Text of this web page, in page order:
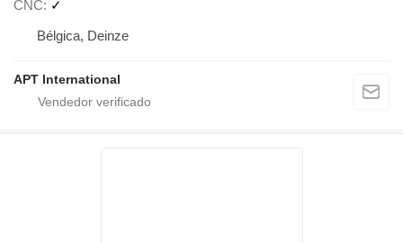
CNC
✓
Bélgica, Deinze
APT International